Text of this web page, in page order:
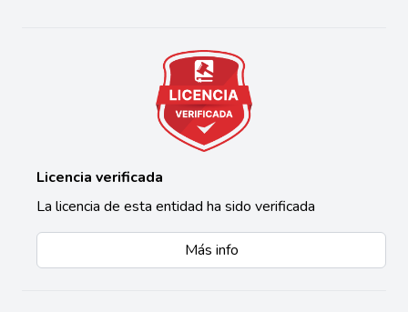
Licencia verificada
La licencia de esta entidad ha sido verificada
Más info